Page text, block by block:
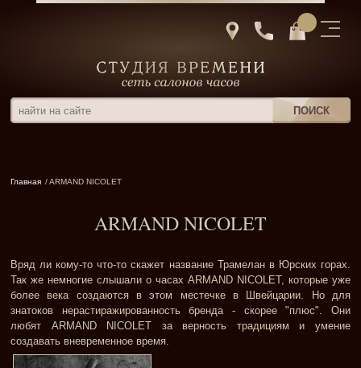
Главная / ARMAND NICOLET
ARMAND NICOLET
Вряд ли кому-то что-то скажет название Трамелан в Юрских горах.
Так же немногие слышали о часах ARMAND NICOLET, которые уже
более века создаются в этом местечке в Швейцарии. Но для
знатоков нерастиражированность бренда - скорее "плюс". Они
любят ARMAND NICOLET за верность традициям и умение
создавать вневременное время.